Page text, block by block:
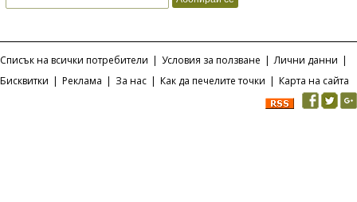
Списък на всички потребители | Условия за ползване | Лични данни |
Бисквитки | Реклама | За нас | Как да печелите точки | Карта на сайта